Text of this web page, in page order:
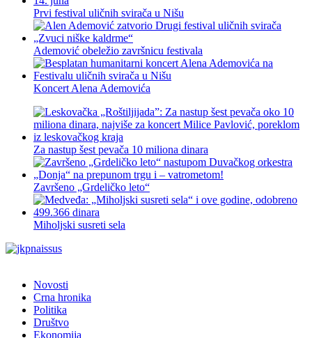
Prvi festival uličnih svirača u Nišu
Ademović obeležio završnicu festivala
Koncert Alena Ademovića
Za nastup šest pevača 10 miliona dinara
Završeno „Grdeličko leto“
Miholjski susreti sela
Novosti
Crna hronika
Politika
Društvo
Ekonomija